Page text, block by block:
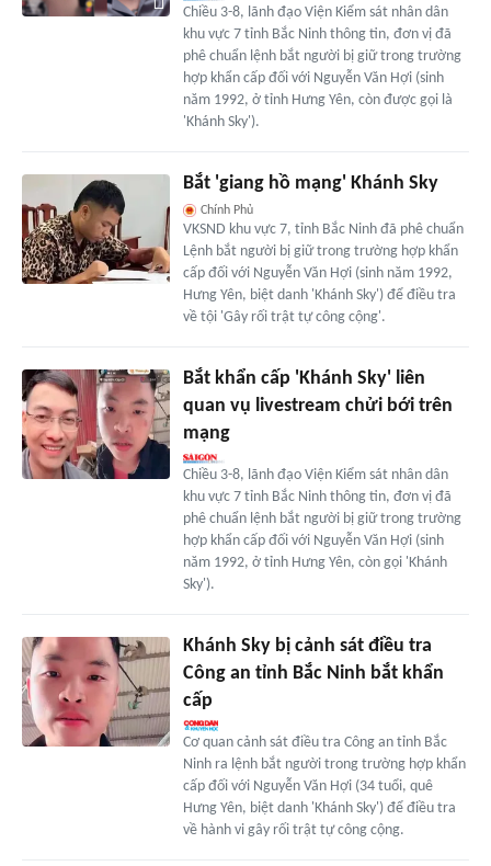
Chiều 3-8, lãnh đạo Viện Kiểm sát nhân dân
khu vực 7 tỉnh Bắc Ninh thông tin, đơn vị đã
phê chuẩn lệnh bắt người bị giữ trong trường
hợp khẩn cấp đối với Nguyễn Văn Hợi (sinh
năm 1992, ở tỉnh Hưng Yên, còn được gọi là
'Khánh Sky').
Bắt 'giang hồ mạng' Khánh Sky
Chính Phủ
VKSND khu vực 7, tỉnh Bắc Ninh đã phê chuẩn
Lệnh bắt người bị giữ trong trường hợp khẩn
cấp đối với Nguyễn Văn Hợi (sinh năm 1992,
Hưng Yên, biệt danh 'Khánh Sky') để điều tra
về tội 'Gây rối trật tự công cộng'.
Bắt khẩn cấp 'Khánh Sky' liên
quan vụ livestream chửi bới trên
mạng
Chiều 3-8, lãnh đạo Viện Kiểm sát nhân dân
khu vực 7 tỉnh Bắc Ninh thông tin, đơn vị đã
phê chuẩn lệnh bắt người bị giữ trong trường
hợp khẩn cấp đối với Nguyễn Văn Hợi (sinh
năm 1992, ở tỉnh Hưng Yên, còn gọi 'Khánh
Sky').
Khánh Sky bị cảnh sát điều tra
Công an tỉnh Bắc Ninh bắt khẩn
cấp
Cơ quan cảnh sát điều tra Công an tỉnh Bắc
Ninh ra lệnh bắt người trong trường hợp khẩn
cấp đối với Nguyễn Văn Hợi (34 tuổi, quê
Hưng Yên, biệt danh 'Khánh Sky') để điều tra
về hành vi gây rối trật tự công cộng.